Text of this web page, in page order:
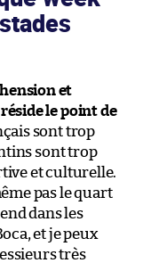
et
le point de
sont trop
sont trop
et culturelle.
pas le quart
dans les
et je peux
très